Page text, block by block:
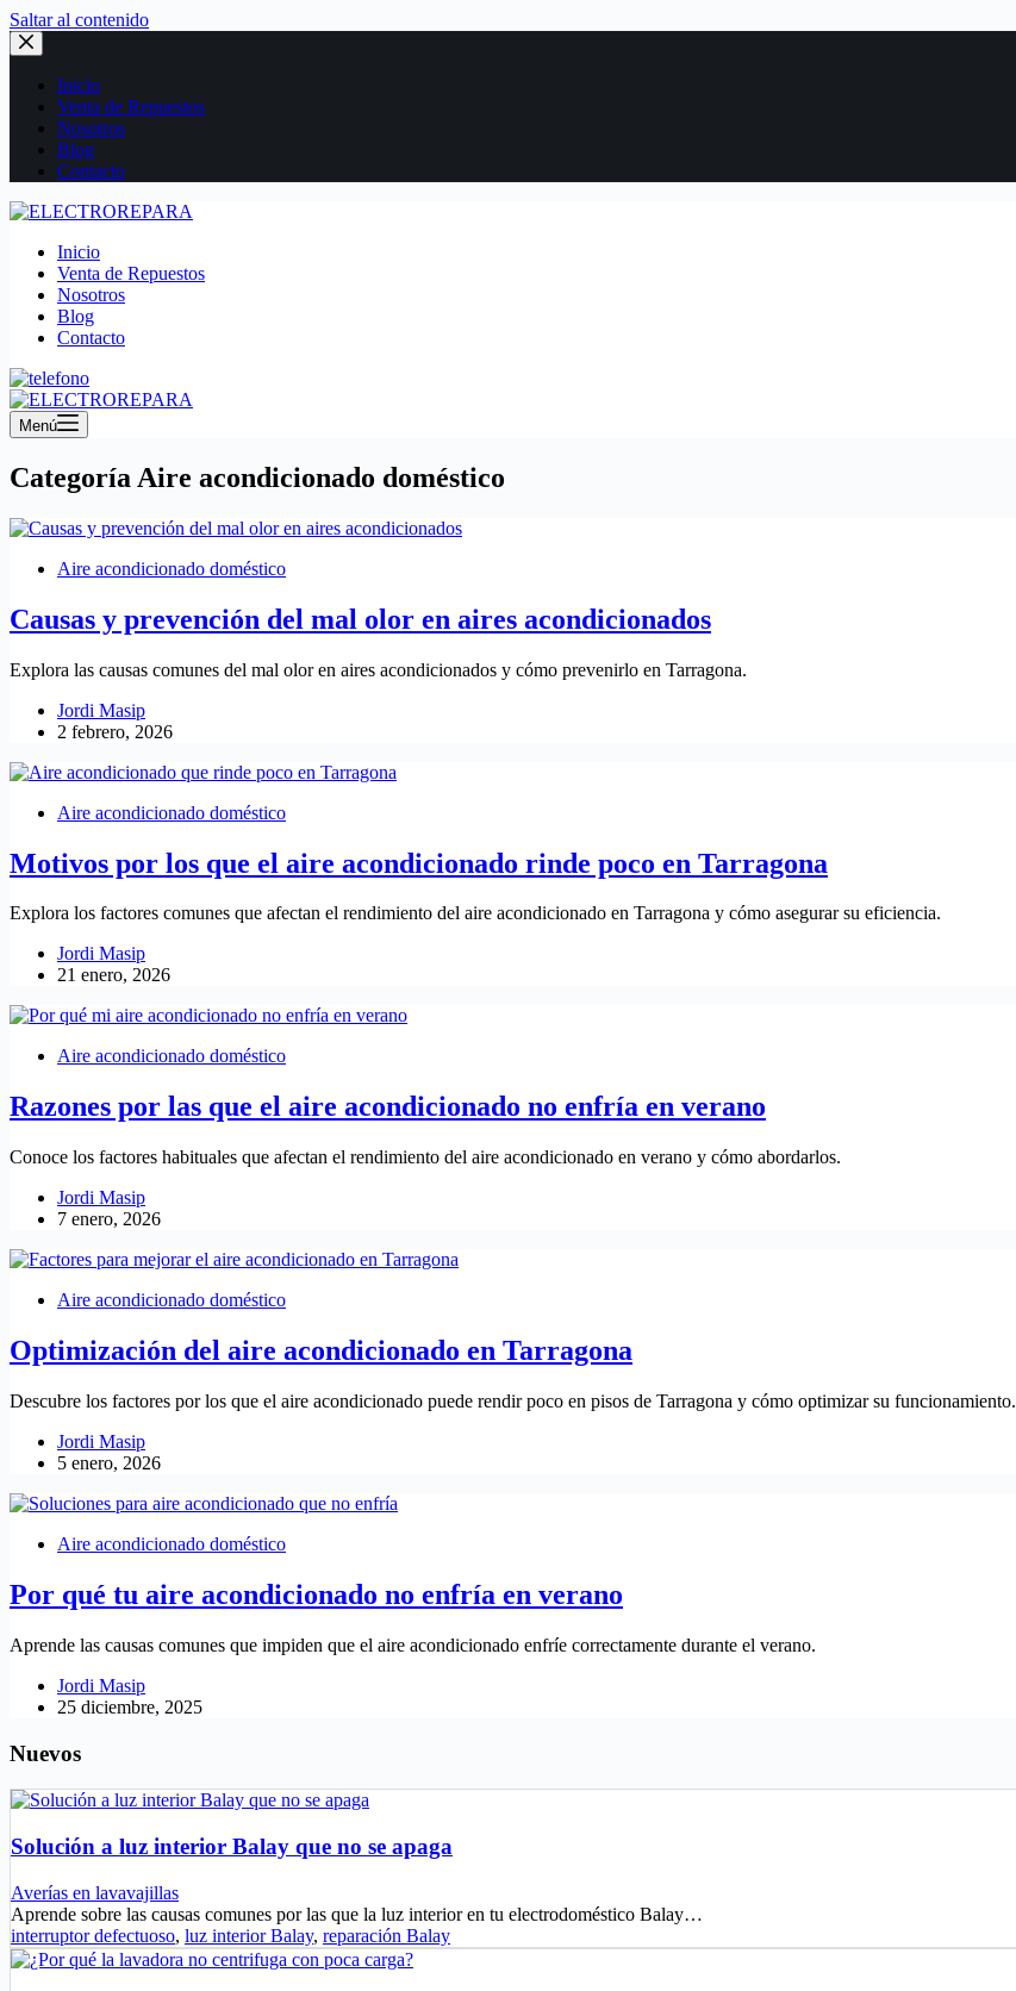
Saltar al contenido
Inicio
Venta de Repuestos
Nosotros
Blog
Contacto
Inicio
Venta de Repuestos
Nosotros
Blog
Contacto
Menú
Categoría Aire acondicionado doméstico
Aire acondicionado doméstico
Causas y prevención del mal olor en aires acondicionados
Explora las causas comunes del mal olor en aires acondicionados y cómo prevenirlo en Tarragona.
Jordi Masip
2 febrero, 2026
Aire acondicionado doméstico
Motivos por los que el aire acondicionado rinde poco en Tarragona
Explora los factores comunes que afectan el rendimiento del aire acondicionado en Tarragona y cómo asegurar su eficiencia.
Jordi Masip
21 enero, 2026
Aire acondicionado doméstico
Razones por las que el aire acondicionado no enfría en verano
Conoce los factores habituales que afectan el rendimiento del aire acondicionado en verano y cómo abordarlos.
Jordi Masip
7 enero, 2026
Aire acondicionado doméstico
Optimización del aire acondicionado en Tarragona
Descubre los factores por los que el aire acondicionado puede rendir poco en pisos de Tarragona y cómo optimizar su funcionamiento.
Jordi Masip
5 enero, 2026
Aire acondicionado doméstico
Por qué tu aire acondicionado no enfría en verano
Aprende las causas comunes que impiden que el aire acondicionado enfríe correctamente durante el verano.
Jordi Masip
25 diciembre, 2025
Nuevos
Solución a luz interior Balay que no se apaga
Averías en lavavajillas
Aprende sobre las causas comunes por las que la luz interior en tu electrodoméstico Balay…
interruptor defectuoso, luz interior Balay, reparación Balay